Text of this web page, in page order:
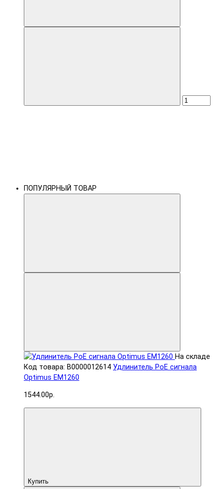
ПОПУЛЯРНЫЙ ТОВАР
На складе
Код товара: В0000012614 Удлинитель PoE сигнала
Optimus EM1260
1544.00р.
Купить